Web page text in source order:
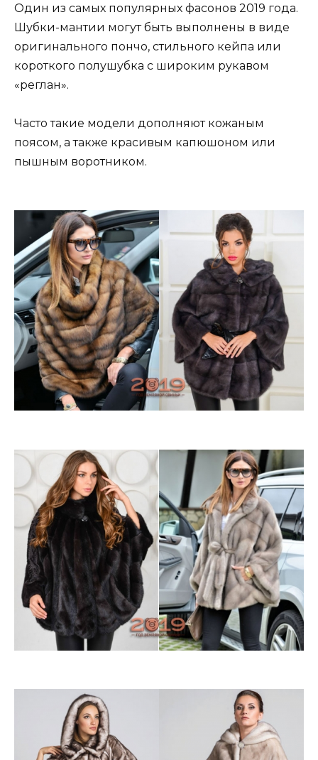
Один из самых популярных фасонов 2019 года.
Шубки-мантии могут быть выполнены в виде
оригинального пончо, стильного кейпа или
короткого полушубка с широким рукавом
«реглан».
Часто такие модели дополняют кожаным
поясом, а также красивым капюшоном или
пышным воротником.